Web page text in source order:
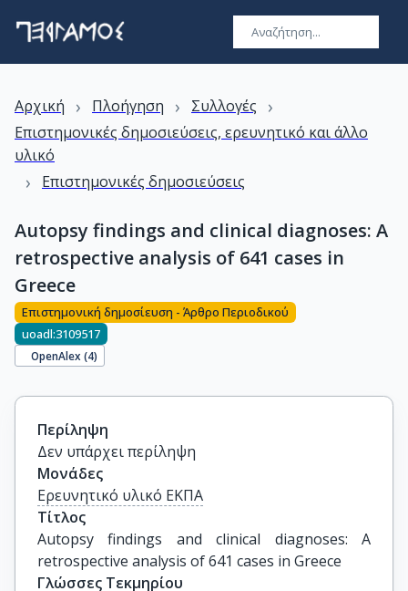
Αρχική › Πλοήγηση › Συλλογές ›
Επιστημονικές δημοσιεύσεις, ερευνητικό και άλλο
υλικό
› Επιστημονικές δημοσιεύσεις
Autopsy findings and clinical diagnoses: A
retrospective analysis of 641 cases in
Greece
Επιστημονική δημοσίευση - Άρθρο Περιοδικού
uoadl:3109517
OpenAlex (4)
Περίληψη
Δεν υπάρχει περίληψη
Μονάδες
Ερευνητικό υλικό ΕΚΠΑ
Τίτλος
Autopsy findings and clinical diagnoses: A
retrospective analysis of 641 cases in Greece
Γλώσσες Τεκμηρίου